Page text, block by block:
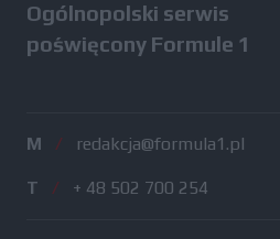
Ogólnopolski serwis
poświęcony Formule 1
M / redakcja@formula1.pl
T / + 48 502 700 254